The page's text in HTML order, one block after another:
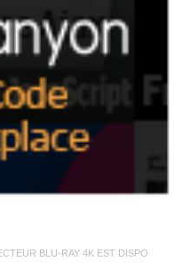
BLU-RAY 4K EST DISPO